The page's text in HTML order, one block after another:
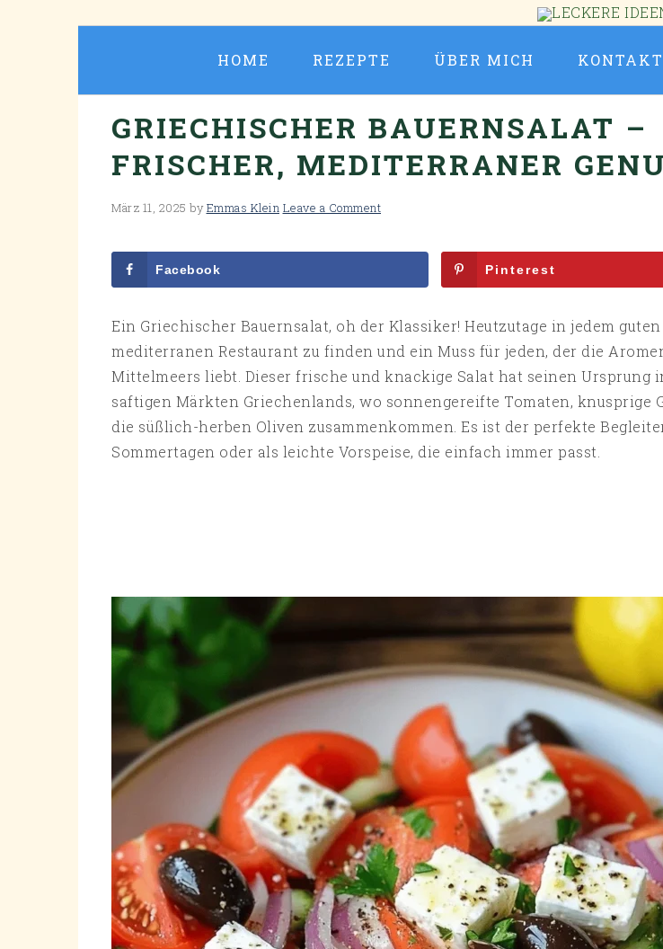
HOME REZEPTE ÜBER MICH KONTAKT
GRIECHISCHER BAUERNSALAT –
FRISCHER, MEDITERRANER
März 11, 2025 byEmmas Klein Leave a Comment
Facebook Pinterest
Ein Griechischer Bauernsalat, oh der Klassiker! Heutzutage in jedem guten
mediterranen Restaurant zu finden und ein Muss für jeden, der die
Mittelmeers liebt. Dieser frische und knackige Salat hat seinen Ursprung
saftigen Märkten Griechenlands, wo sonnengereifte Tomaten, knusprige
die süßlich-herben Oliven zusammenkommen. Es ist der perfekte
Sommertagen oder als leichte Vorspeise, die einfach immer passt.